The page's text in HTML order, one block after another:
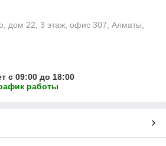
дом 22, 3 этаж, офис 307, Алматы,
с 09:00 до 18:00
работы